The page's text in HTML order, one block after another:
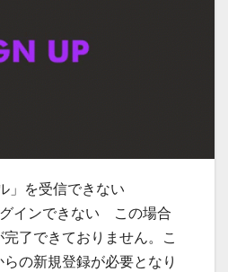
」を受信できない
インできない この場合
了できておりません。こ
の新規登録が必要となり